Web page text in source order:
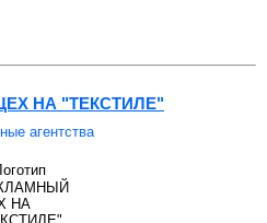
НА "ТЕКСТИЛЕ"
агентства